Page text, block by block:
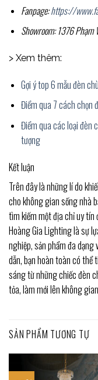
Fanpage:https://
Showroom: 1376 Phạm
> Xem thêm:
Gợi ý top 6 mẫu đèn
Điểm qua 7 cách chọn
Điểm qua các loại đèn
tượng
Kết luận
Trên đây là những lí do
cho không gian sống nhà
tìm kiếm một địa chỉ uy tín
Hoàng Gia Lighting là sự
nghiệp, sản phẩm đa
dẫn, bạn hoàn toàn có thể
sáng từ những chiếc đèn
tỏa, làm mới lên không
SẢN PHẨM TƯƠNG TỰ